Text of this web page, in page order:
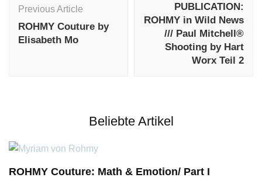
Previous Article
ROHMY Couture by
Elisabeth Mo
PUBLICATION:
ROHMY in Wild News
/// Paul Mitchell®
Shooting by Hart
Worx Teil 2
Beliebte Artikel
ROHMY Couture: Math & Emotion/ Part I